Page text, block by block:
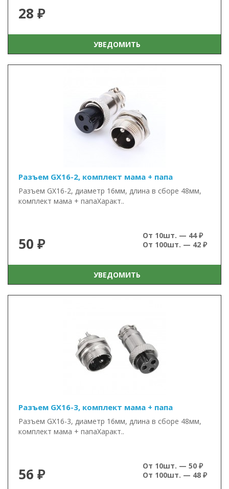
28 ₽
УВЕДОМИТЬ
Разъем GX16-2, комплект мама + папа
Разъем GX16-2, диаметр 16мм, длина в сборе 48мм,
комплект мама + папаХаракт..
50 ₽
От 10шт. — 44 ₽
От 100шт. — 42 ₽
УВЕДОМИТЬ
Разъем GX16-3, комплект мама + папа
Разъем GX16-3, диаметр 16мм, длина в сборе 48мм,
комплект мама + папаХаракт..
56 ₽
От 10шт. — 50 ₽
От 100шт. — 48 ₽